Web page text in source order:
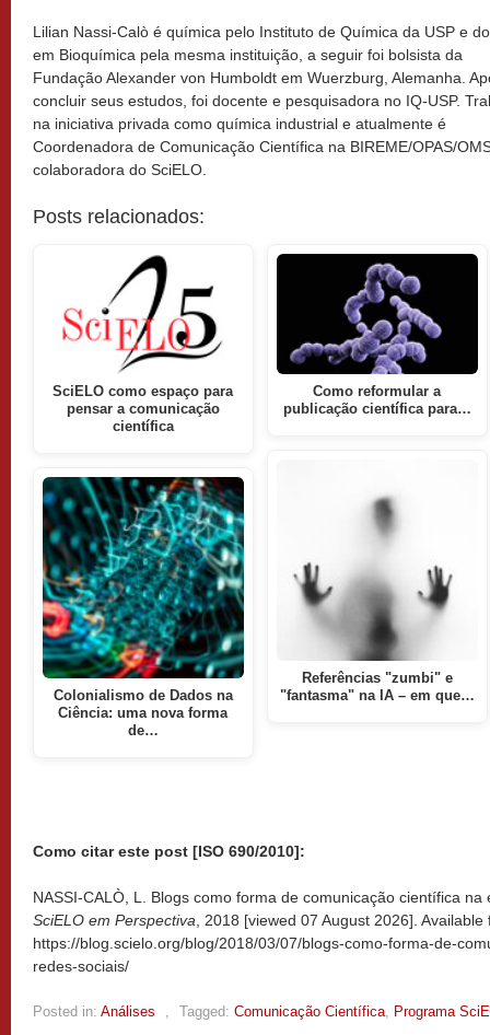
Lilian Nassi-Calò é química pelo Instituto de Química da USP e
em Bioquímica pela mesma instituição, a seguir foi bolsista da
Fundação Alexander von Humboldt em Wuerzburg, Alemanha.
concluir seus estudos, foi docente e pesquisadora no IQ-USP.
na iniciativa privada como química industrial e atualmente é
Coordenadora de Comunicação Científica na BIREME/OPAS/
colaboradora do SciELO.
Posts relacionados:
SciELO como espaço para
pensar a comunicação
científica
Colonialismo de Dados na
Ciência: uma nova forma
de…
Como reformular a
publicação científica para…
Referências "zumbi" e
"fantasma" na IA – em que…
Como citar este post [ISO 690/2010]:
NASSI-CALÒ, L. Blogs como forma de comunicação científica
SciELO em Perspectiva , 2018 [viewed 07 August 2026]. Available
https://blog.scielo.org/blog/2018/03/07/blogs-como-forma-de-
redes-sociais/
Posted in: Análises Tagged: Comunicação Científica Programa